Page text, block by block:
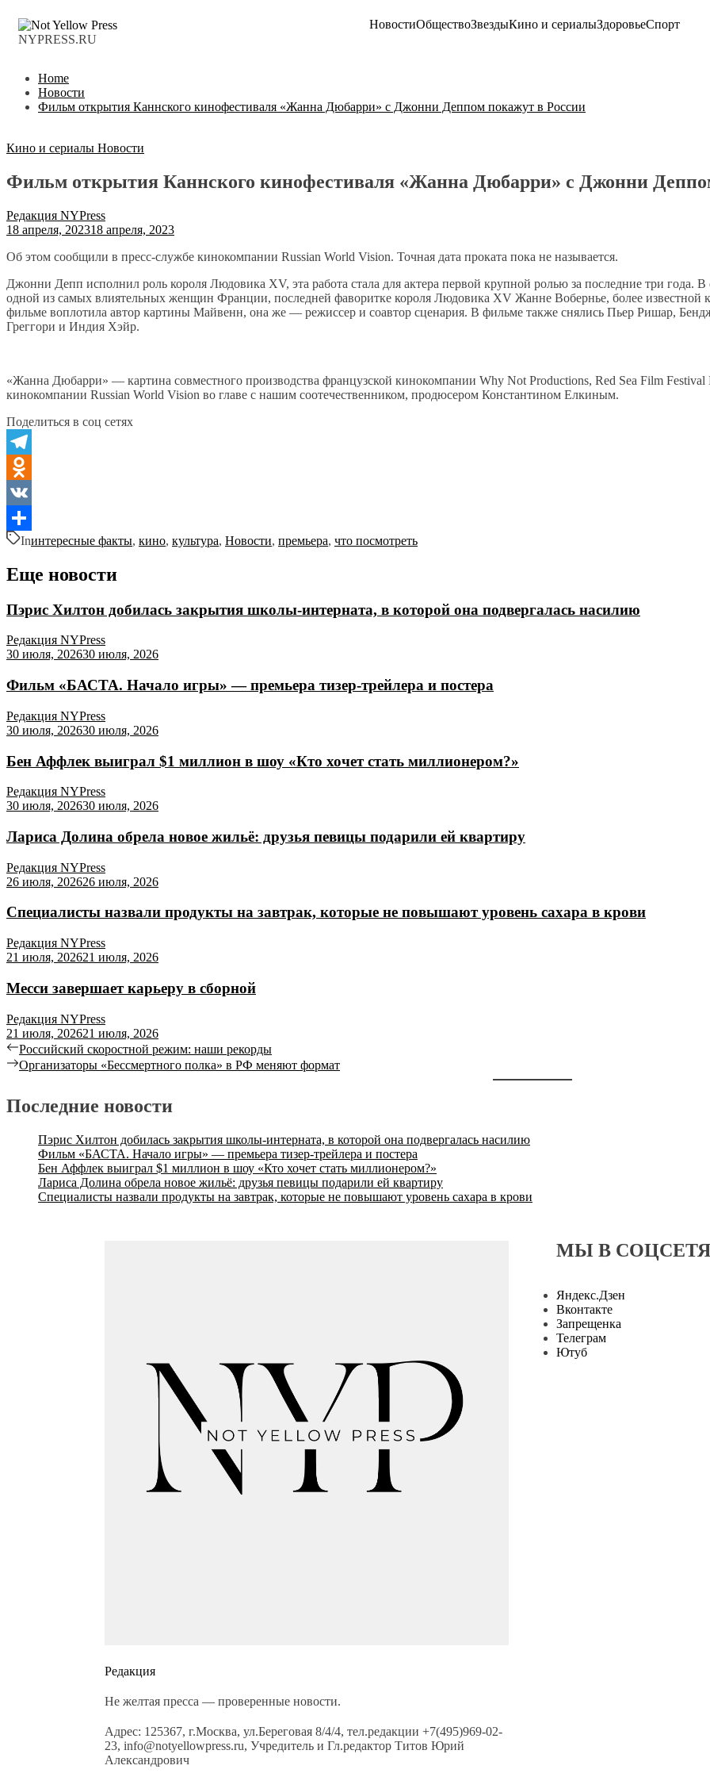
NYPRESS.RU
НовостиОбществоЗвездыКино и сериалыЗдоровьеСпорт
Home
Новости
Фильм открытия Каннского кинофестиваля «Жанна Дюбарри» с Джонни Деппом покажут в России
Кино и сериалы Новости
Фильм открытия Каннского кинофестиваля «Жанна Дюбарри» с Джонни
Редакция NYPress
18 апреля, 202318 апреля, 2023
Об этом сообщили в пресс-службе кинокомпании Russian World Vision. Точная дата проката пока не называется.
Джонни Депп исполнил роль короля Людовика XV, эта работа стала для актера первой крупной ролью за последние три года.
одной из самых влиятельных женщин Франции, последней фаворитке короля Людовика XV Жанне Вобернье, более
фильме воплотила автор картины Майвенн, она же — режиссер и соавтор сценария. В фильме также снялись Пьер Ришар,
Греггори и Индия Хэйр.
«Жанна Дюбарри» — картина совместного производства французской кинокомпании Why Not Productions, Red Sea Film
кинокомпании Russian World Vision во главе с нашим соотечественником, продюсером Константином Елкиным.
Поделиться в соц сетях
Telegram
Odnoklassniki
VK
Отправить
Inинтересные факты, кино, культура, Новости, премьера, что посмотреть
Еще новости
Пэрис Хилтон добилась закрытия школы-интерната, в которой она подвергалась насилию
Редакция NYPress
30 июля, 202630 июля, 2026
Фильм «БАСТА. Начало игры» — премьера тизер-трейлера и постера
Редакция NYPress
30 июля, 202630 июля, 2026
Бен Аффлек выиграл $1 миллион в шоу «Кто хочет стать миллионером?»
Редакция NYPress
30 июля, 202630 июля, 2026
Лариса Долина обрела новое жильё: друзья певицы подарили ей квартиру
Редакция NYPress
26 июля, 202626 июля, 2026
Специалисты назвали продукты на завтрак, которые не повышают уровень сахара в крови
Редакция NYPress
21 июля, 202621 июля, 2026
Месси завершает карьеру в сборной
Редакция NYPress
21 июля, 202621 июля, 2026
Российский скоростной режим: наши рекорды
Организаторы «Бессмертного полка» в РФ меняют формат
Последние новости
Пэрис Хилтон добилась закрытия школы-интерната, в которой она подвергалась насилию
Фильм «БАСТА. Начало игры» — премьера тизер-трейлера и постера
Бен Аффлек выиграл $1 миллион в шоу «Кто хочет стать миллионером?»
Лариса Долина обрела новое жильё: друзья певицы подарили ей квартиру
Специалисты назвали продукты на завтрак, которые не повышают уровень сахара в крови
Редакция
Не желтая пресса — проверенные новости.
Адрес: 125367, г.Москва, ул.Береговая 8/4/4, тел.редакции +7(495)969-02-
23, info@notyellowpress.ru, Учредитель и Гл.редактор Титов Юрий
Александрович
МЫ В
Яндекс.Дзен
Вконтакте
Запрещенка
Телеграм
Ютуб